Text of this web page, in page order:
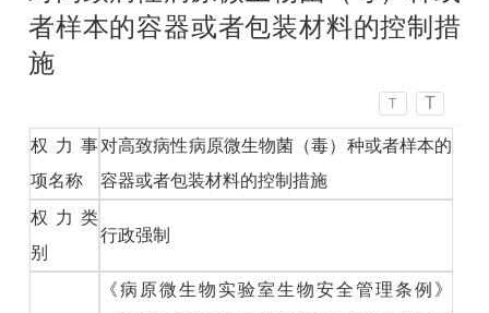
者样本的容器或者包装材料的控制措
施
T T
权力事
项名称
对高致病性病原微生物菌（毒）种或者样本的
容器或者包装材料的控制措施
权力类
别
行政强制
《病原微生物实验室生物安全管理条例》